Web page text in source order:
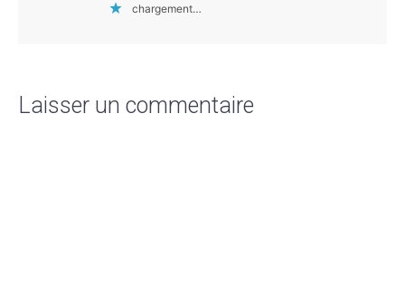
chargement…
Laisser un commentaire